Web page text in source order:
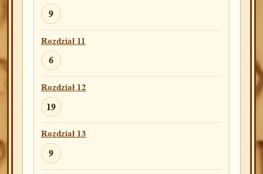
9
Rozdział 11
6
Rozdział 12
19
Rozdział 13
9